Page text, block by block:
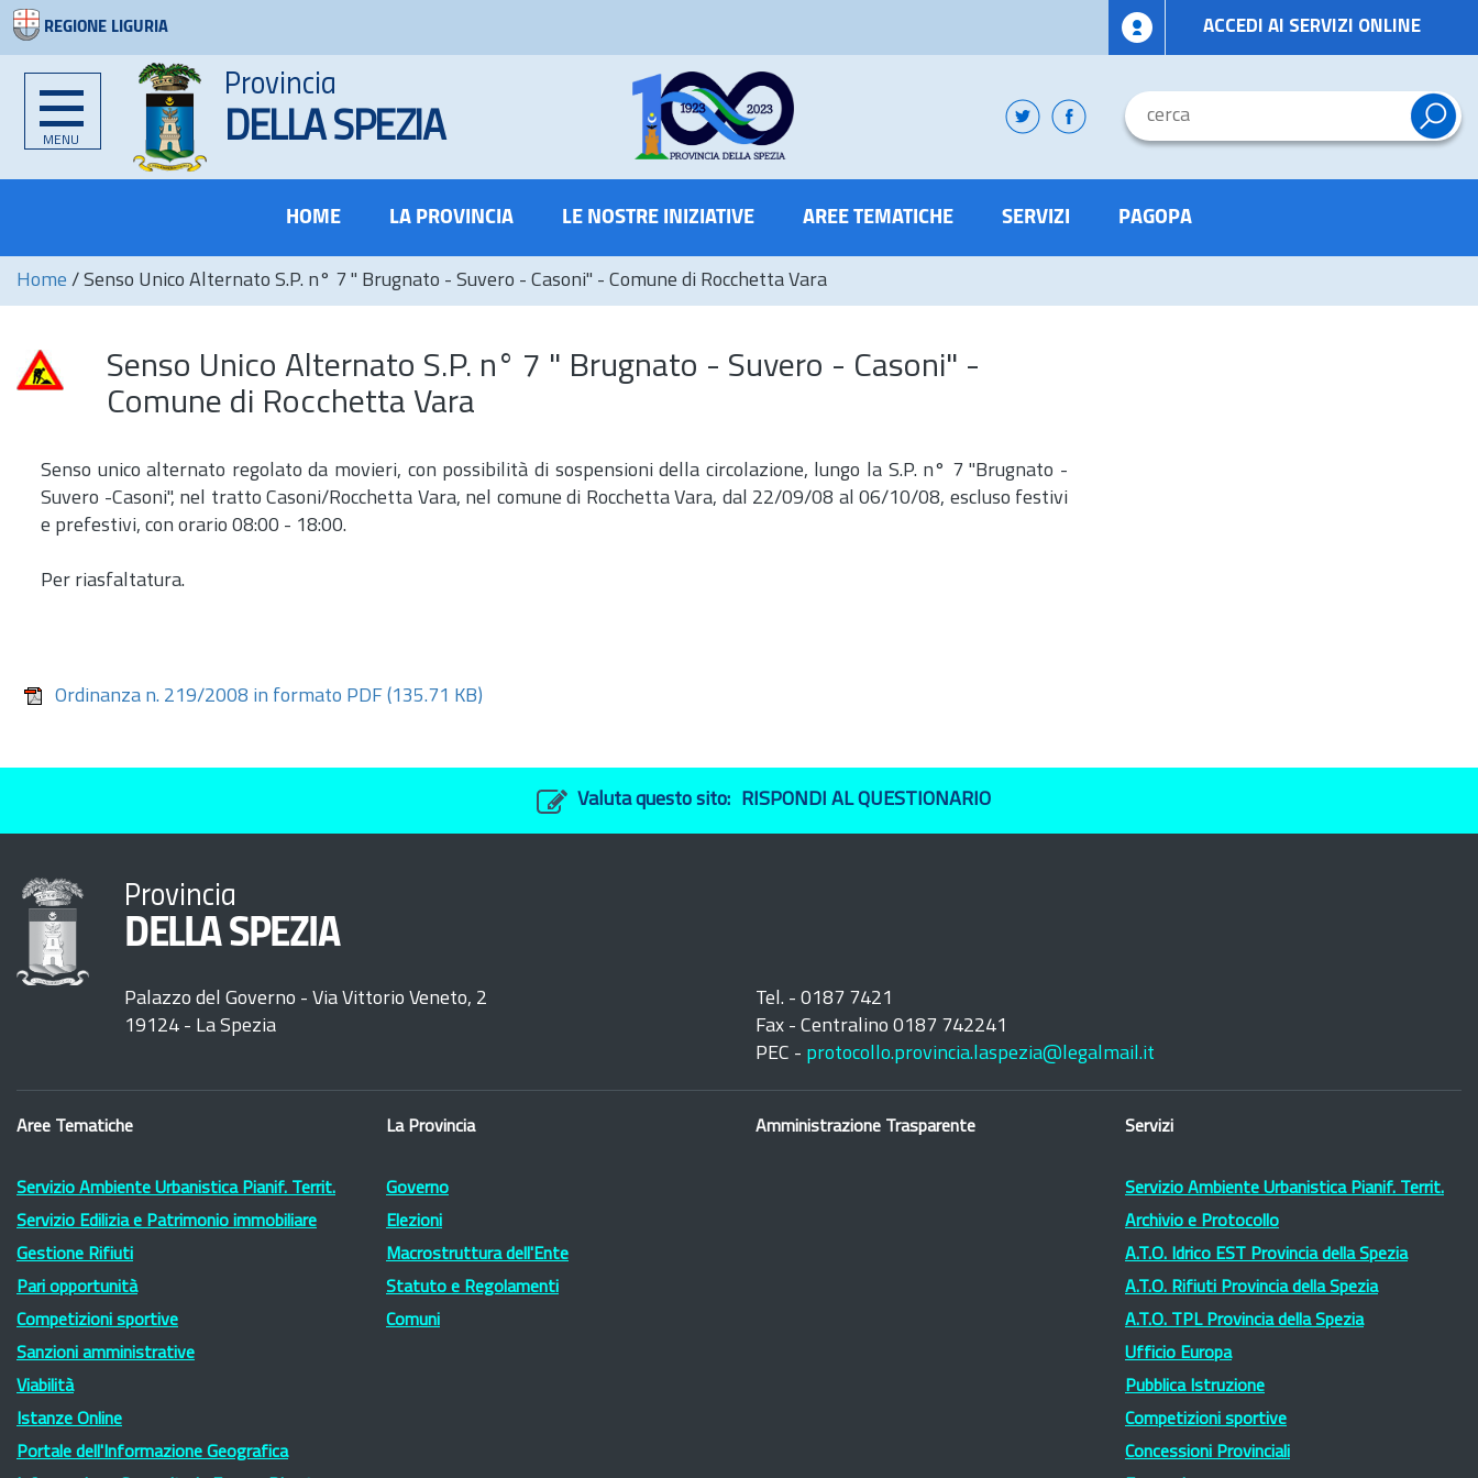
REGIONE LIGURIA ACCEDI AI SERVIZI ONLINE
MENU
Provincia
DELLA SPEZIA
HOME LA PROVINCIA LE NOSTRE INIZIATIVE AREE TEMATICHE SERVIZI PAGOPA
Home / Senso Unico Alternato S.P. n° 7 " Brugnato - Suvero - Casoni" - Comune di Rocchetta Vara
Senso Unico Alternato S.P. n° 7 " Brugnato - Suvero - Casoni" -
Comune di Rocchetta Vara
Senso unico alternato regolato da movieri, con possibilità di sospensioni della circolazione, lungo la S.P. n° 7 "Brugnato -
Suvero -Casoni", nel tratto Casoni/Rocchetta Vara, nel comune di Rocchetta Vara, dal 22/09/08 al 06/10/08, escluso festivi
e prefestivi, con orario 08:00 - 18:00.
Per riasfaltatura.
Ordinanza n. 219/2008 in formato PDF (135.71 KB)
Valuta questo sito: RISPONDI AL QUESTIONARIO
Provincia
DELLA SPEZIA
Palazzo del Governo - Via Vittorio Veneto, 2
19124 - La Spezia
Tel. - 0187 7421
Fax - Centralino 0187 742241
PEC - protocollo.provincia.laspezia@legalmail.it
Aree Tematiche
Servizio Ambiente Urbanistica Pianif. Territ.
Servizio Edilizia e Patrimonio immobiliare
Gestione Rifiuti
Pari opportunità
Competizioni sportive
Sanzioni amministrative
Viabilità
Istanze Online
Portale dell'Informazione Geografica
La Provincia
Governo
Elezioni
Macrostruttura dell'Ente
Statuto e Regolamenti
Comuni
Amministrazione Trasparente Servizi
Servizio Ambiente Urbanistica Pianif. Territ.
Archivio e Protocollo
A.T.O. Idrico EST Provincia della Spezia
A.T.O. Rifiuti Provincia della Spezia
A.T.O. TPL Provincia della Spezia
Ufficio Europa
Pubblica Istruzione
Competizioni sportive
Concessioni Provinciali